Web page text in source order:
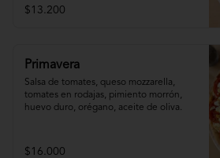
$13.200
Primavera
Salsa de tomates, queso mozzarella,
tomates en rodajas, pimiento morrón,
huevo duro, orégano, aceite de oliva.
$16.000